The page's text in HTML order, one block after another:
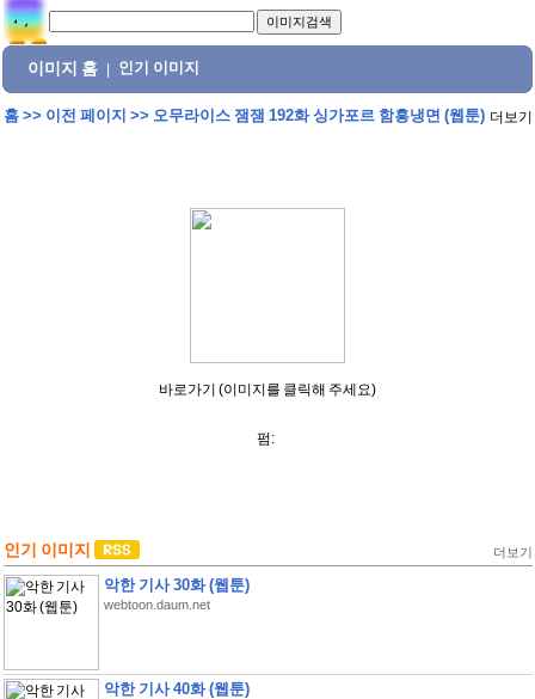
이미지 홈 인기 이미지
홈>> 이전 페이지 >> 오무라이스 잼잼 192화 싱가포르 함흥냉면 (웹툰) 더보기
바로가기 (이미지를 클릭해 주세요)
펌:
인기 이미지 더보기
악한 기사 30화 (웹툰)
webtoon.daum.net
악한 기사 40화 (웹툰)